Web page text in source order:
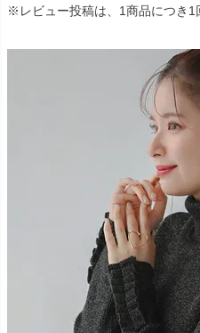
※レビュー投稿は、1商品につき1